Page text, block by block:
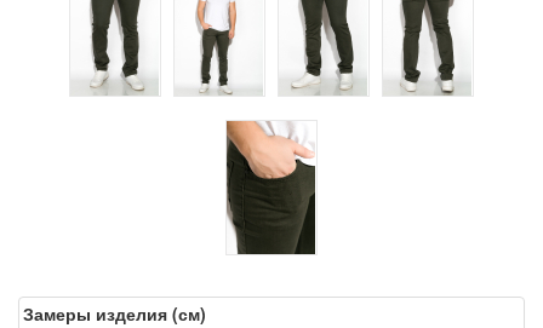
Замеры изделия (см)